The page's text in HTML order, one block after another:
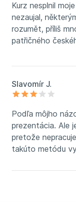
Kurz nesplnil
nezaujal,
rozumět, příliš
patřičného
Slavomír J.
Podľa môjho
prezentácia. Ale
pretože
takúto metódu